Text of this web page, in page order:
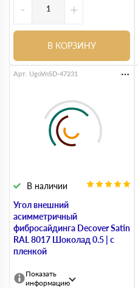
- +
В КОРЗИНУ
Угол внешний
асимметричный
фибросайдинга Decover Satin
RAL 8017 Шоколад 0.5 | с
пленкой
В наличии
Арт. UgoVnSD-47231
Показать
информацию